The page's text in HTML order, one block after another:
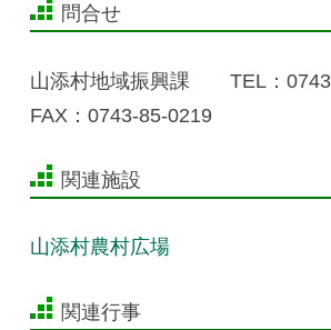
問合せ
山添村地域振興課 TEL：
FAX：0743-85-0219
関連施設
山添村農村広場
関連行事